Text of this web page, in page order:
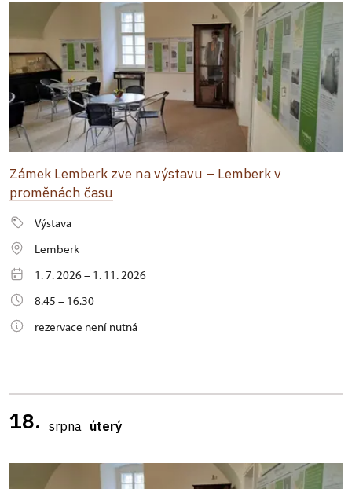
Zámek Lemberk zve na výstavu – Lemberk v
proměnách času
Výstava
Lemberk
1. 7. 2026 – 1. 11. 2026
8.45 – 16.30
rezervace není nutná
18. srpna úterý